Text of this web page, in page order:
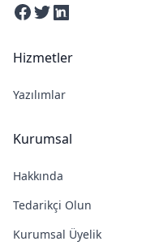
Facebook
TwitterLinkedin
Hizmetler
Yazılımlar
Kurumsal
Hakkında
Tedarikçi Olun
Kurumsal Üyelik